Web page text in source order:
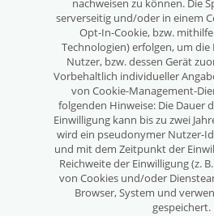
nachweisen zu können. Die
serverseitig und/oder in einem
Opt-In-Cookie, bzw.
Technologien) erfolgen, um die
Nutzer, bzw. dessen Gerät
Vorbehaltlich individueller
von Cookie-Management-
folgenden Hinweise: Die Dauer
Einwilligung kann bis zu zwei
wird ein pseudonymer Nutzer-
und mit dem Zeitpunkt der
Reichweite der Einwilligung (z.
von Cookies und/oder
Browser, System und
gespeichert.